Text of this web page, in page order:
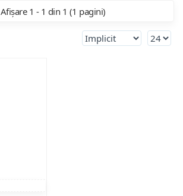
Afișare 1 - 1 din 1 (1 pagini)